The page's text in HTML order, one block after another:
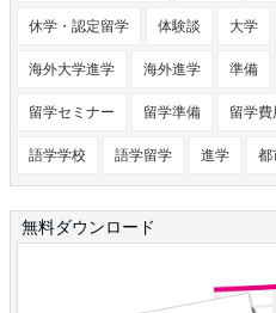
休学・認定留学 体験談 大学
海外大学進学 海外進学 準備
留学セミナー 留学準備 留学費
語学学校 語学留学 進学 都
無料ダウンロード